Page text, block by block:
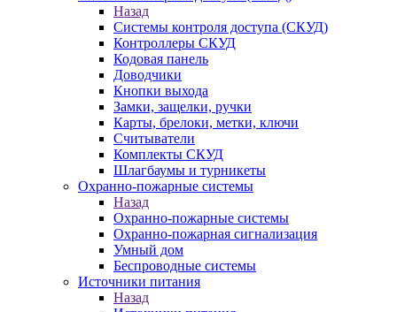
Назад
Системы контроля доступа (СКУД)
Контроллеры СКУД
Кодовая панель
Доводчики
Кнопки выхода
Замки, защелки, ручки
Карты, брелоки, метки, ключи
Считыватели
Комплекты СКУД
Шлагбаумы и турникеты
Охранно-пожарные системы
Назад
Охранно-пожарные системы
Охранно-пожарная сигнализация
Умный дом
Беспроводные системы
Источники питания
Назад